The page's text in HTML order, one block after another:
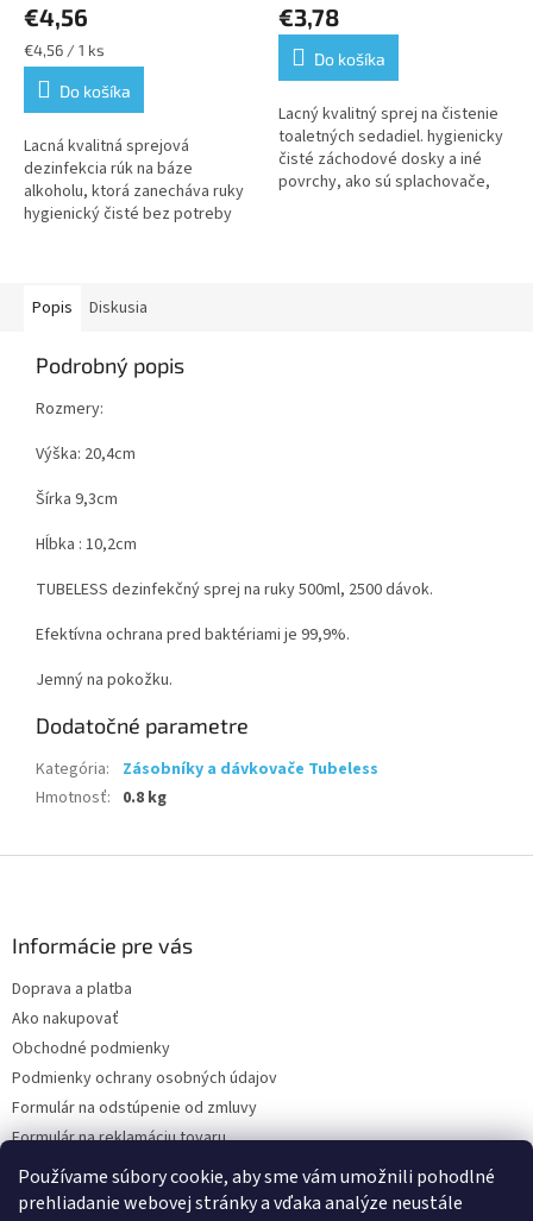
Používame súbory cookie, aby sme vám umožnili pohodlné
prehliadanie webovej stránky a vďaka analýze neustále
produktu
je
5,0
5
hviezdičiek.
€4,56
Jednotková
cena:
€4,56 / 1 ks
Do košíka
Lacná kvalitná sprejová
dezinfekcia rúk na báze
alkoholu, ktorá zanecháva ruky
hygienický čisté bez potreby
produktu
5,0
5
hviezdičiek.
€3,78
Do košíka
Lacný kvalitný sprej na čistenie
toaletných sedadiel. hygienicky
čisté záchodové dosky a iné
povrchy, ako sú splachovače,
Popis Diskusia
Podrobný popis
Rozmery:
Výška: 20,4cm
Šírka 9,3cm
Hĺbka : 10,2cm
TUBELESS dezinfekčný sprej na ruky 500ml, 2500 dávok.
Efektívna ochrana pred baktériami je 99,9%.
Jemný na pokožku.
Dodatočné parametre
Kategória:
Zásobníky a dávkovače Tubeless
Hmotnosť: 0.8 kg
Informácie pre vás
Doprava a platba
Ako nakupovať
Obchodné podmienky
Podmienky ochrany osobných údajov
Formulár na odstúpenie od zmluvy
Formulár na reklamáciu tovaru
Kontakty